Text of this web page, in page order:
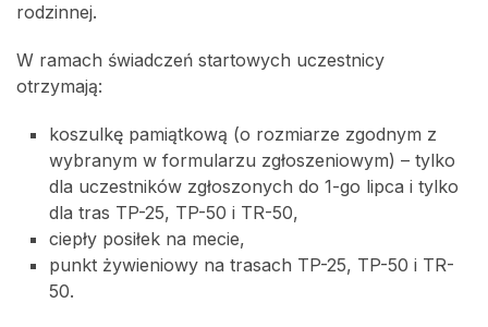
rodzinnej.
W ramach świadczeń startowych uczestnicy
otrzymają:
koszulkę pamiątkową (o rozmiarze zgodnym z
wybranym w formularzu zgłoszeniowym) – tylko
dla uczestników zgłoszonych do 1-go lipca i tylko
dla tras TP-25, TP-50 i TR-50,
ciepły posiłek na mecie,
punkt żywieniowy na trasach TP-25, TP-50 i TR-
50.